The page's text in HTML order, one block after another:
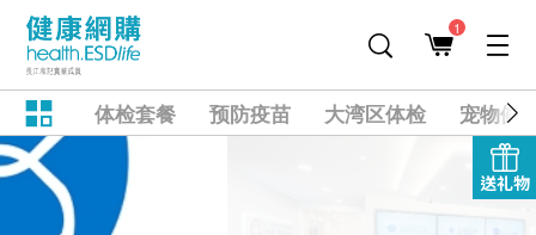
1
体检套餐 预防疫苗 大湾区体检 宠物健
送礼物